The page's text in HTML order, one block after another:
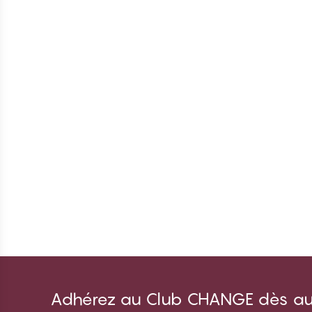
Adhérez au Club CHANGE dès